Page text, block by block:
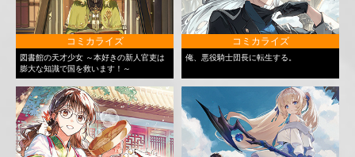
コミカライズ
図書館の天才少女 ～本好きの新人官吏は
膨大な知識で国を救います！～
コミカライズ
俺、悪役騎士団長に転生する。